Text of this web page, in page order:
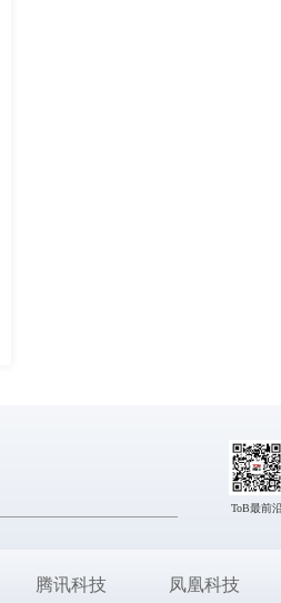
ToB最前
腾讯科技 凤凰科技